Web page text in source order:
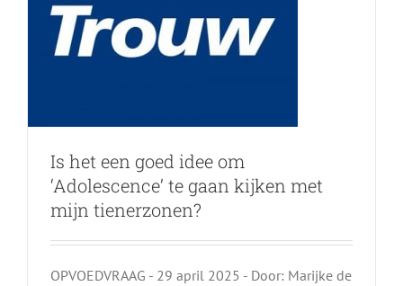
Is het een goed idee om
‘Adolescence’ te gaan kijken met
mijn tienerzonen?
OPVOEDVRAAG - 29 april 2025 - Door: Marijke de